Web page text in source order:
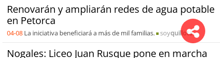
Renovarán y ampliarán redes de agua potable
en Petorca
04-08 La iniciativa beneficiará a más de mil familias. soyquillota
Nogales: Liceo Juan Rusque pone en marcha